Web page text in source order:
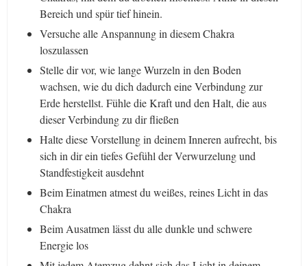
Bereich und spür tief hinein.
Versuche alle Anspannung in diesem Chakra
loszulassen
Stelle dir vor, wie lange Wurzeln in den Boden
wachsen, wie du dich dadurch eine Verbindung zur
Erde herstellst. Fühle die Kraft und den Halt, die aus
dieser Verbindung zu dir fließen
Halte diese Vorstellung in deinem Inneren aufrecht, bis
sich in dir ein tiefes Gefühl der Verwurzelung und
Standfestigkeit ausdehnt
Beim Einatmen atmest du weißes, reines Licht in das
Chakra
Beim Ausatmen lässt du alle dunkle und schwere
Energie los